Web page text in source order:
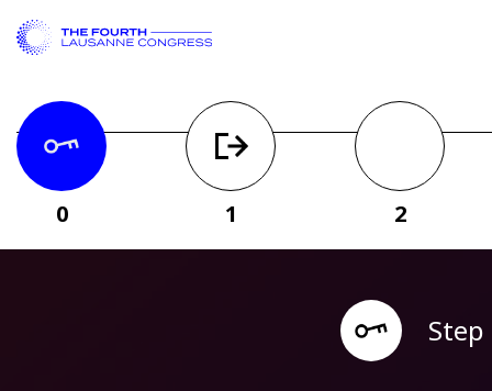
0 1 2
Step